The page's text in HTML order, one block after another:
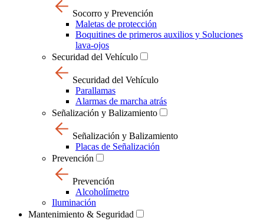
Socorro y Prevención
Maletas de protección
Boquitines de primeros auxilios y Soluciones
lava-ojos
Securidad del Vehículo
Securidad del Vehículo
Parallamas
Alarmas de marcha atrás
Señalización y Balizamiento
Señalización y Balizamiento
Placas de Señalización
Prevención
Prevención
Alcoholímetro
Iluminación
Mantenimiento & Seguridad